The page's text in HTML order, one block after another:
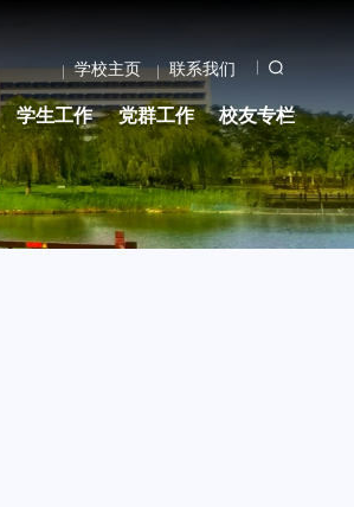
学校主页 联系我们
学生工作 党群工作 校友专栏